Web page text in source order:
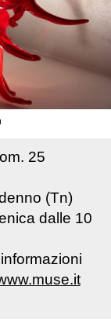
. 25
(Tn)
dalle 10